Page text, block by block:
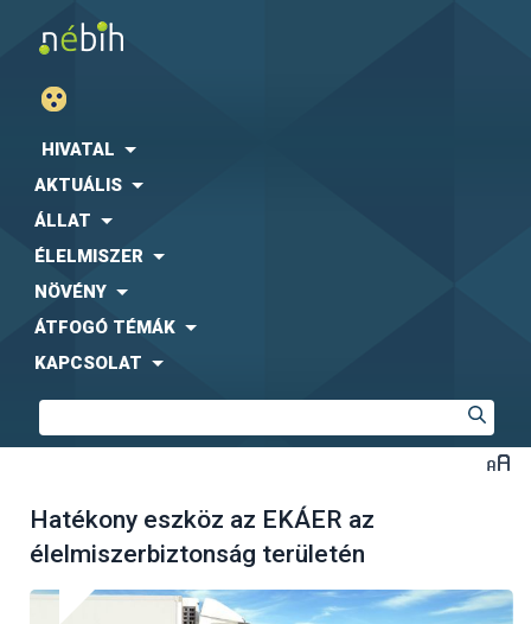
HIVATAL
AKTUÁLIS
ÁLLAT
ÉLELMISZER
NÖVÉNY
ÁTFOGÓ TÉMÁK
KAPCSOLAT
Hatékony eszköz az EKÁER az
élelmiszerbiztonság területén